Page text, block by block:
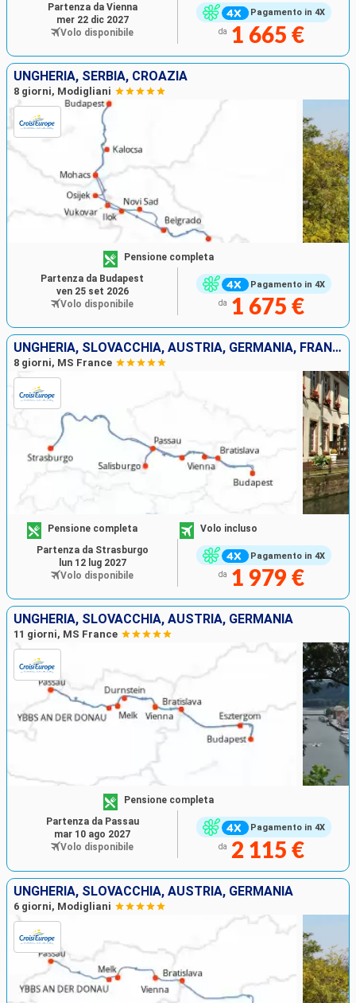
Pagamento in 4X
da 1 665 €
Partenza da Vienna
mer 22 dic 2027
Volo disponibile
UNGHERIA, SERBIA, CROAZIA
8 giorni, Modigliani
Pagamento in 4X
Pensione completa
da 1 675 €
Partenza da Budapest
ven 25 set 2026
Volo disponibile
UNGHERIA, SLOVACCHIA, AUSTRIA, GERMANIA, FRANCIA
8 giorni, MS France
Pagamento in 4X
Pensione completa Volo incluso
da 1 979 €
Partenza da Strasburgo
lun 12 lug 2027
Volo disponibile
UNGHERIA, SLOVACCHIA, AUSTRIA, GERMANIA
11 giorni, MS France
Pagamento in 4X
Pensione completa
da 2 115 €
Partenza da Passau
mar 10 ago 2027
Volo disponibile
UNGHERIA, SLOVACCHIA, AUSTRIA, GERMANIA
6 giorni, Modigliani